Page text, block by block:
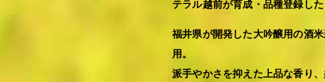
テラル越前が育成・品種登録した
福井県が開発した大吟醸用の酒
用。
派手やかさを抑えた上品な香り